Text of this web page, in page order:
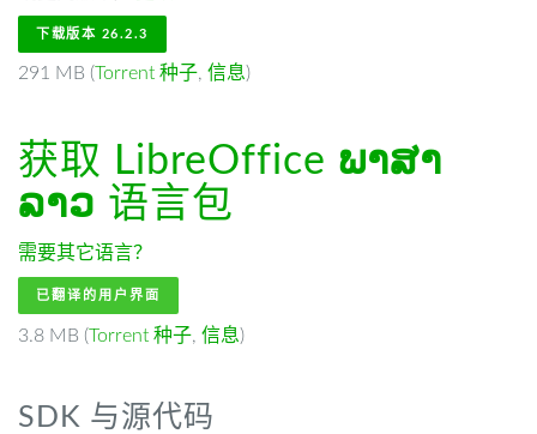
下载版本 26.2.3
291 MB (Torrent 种子, 信息)
获取 LibreOffice ພາສາ
ລາວ 语言包
需要其它语言？
已翻译的用户界面
3.8 MB (Torrent 种子, 信息)
SDK 与源代码